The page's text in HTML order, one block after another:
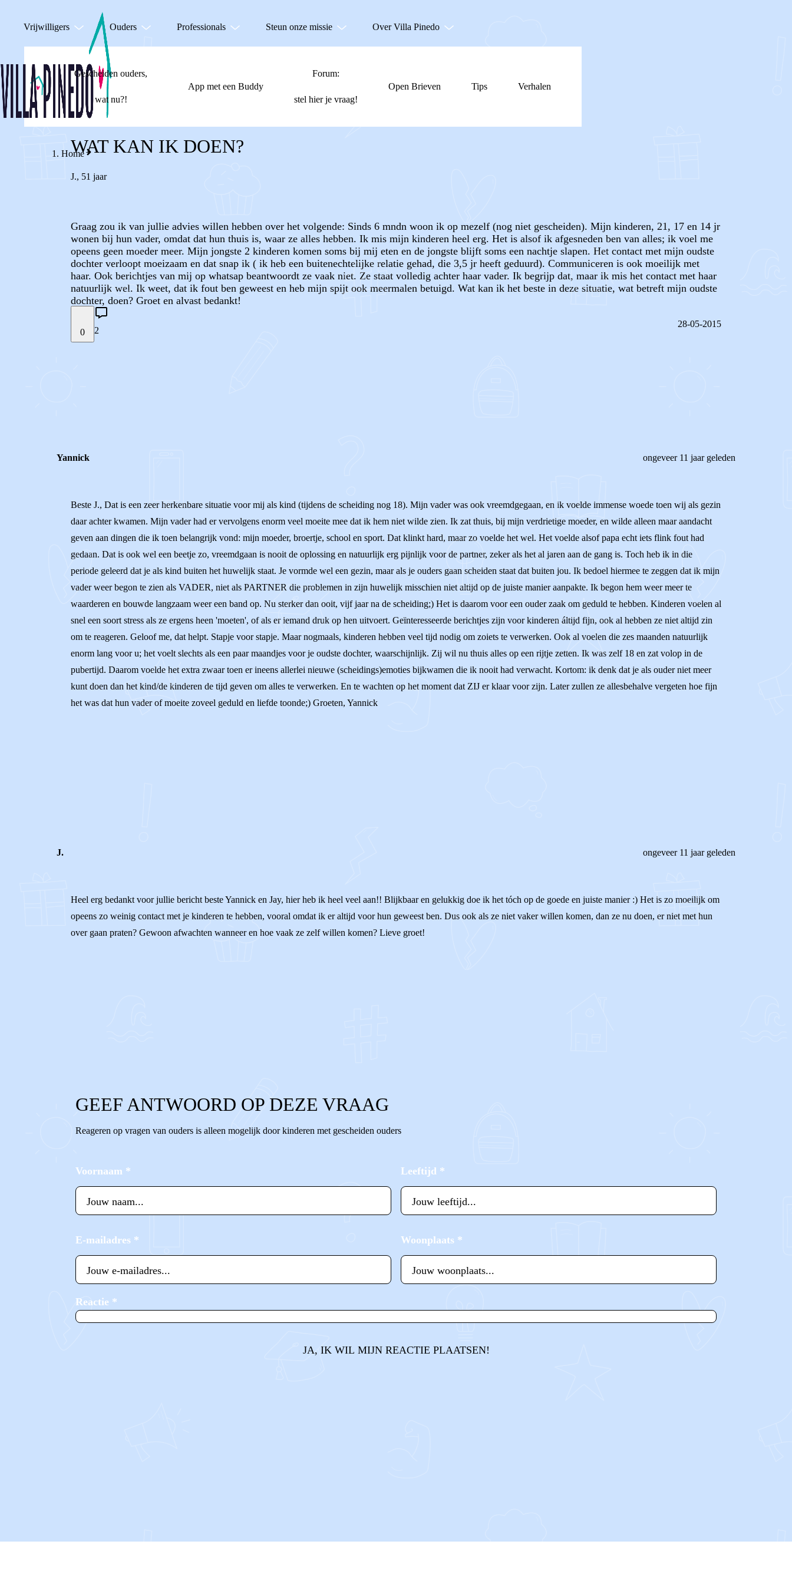
Vrijwilligers Ouders Professionals Steun onze missie Over Villa Pinedo
Gescheiden ouders,
wat nu?!
App met een Buddy
Forum:
stel hier je vraag!
Open Brieven Tips Verhalen
Home
WAT KAN IK DOEN?
J., 51 jaar
Graag zou ik van jullie advies willen hebben over het volgende: Sinds 6 mndn woon ik op mezelf (nog niet gescheiden). Mijn kinderen, 21, 17 en 14 jr
wonen bij hun vader, omdat dat hun thuis is, waar ze alles hebben. Ik mis mijn kinderen heel erg. Het is alsof ik afgesneden ben van alles; ik voel me
opeens geen moeder meer. Mijn jongste 2 kinderen komen soms bij mij eten en de jongste blijft soms een nachtje slapen. Het contact met mijn oudste
dochter verloopt moeizaam en dat snap ik ( ik heb een buitenechtelijke relatie gehad, die 3,5 jr heeft geduurd). Communiceren is ook moeilijk met
haar. Ook berichtjes van mij op whatsap beantwoordt ze vaak niet. Ze staat volledig achter haar vader. Ik begrijp dat, maar ik mis het contact met haar
natuurlijk wel. Ik weet, dat ik fout ben geweest en heb mijn spijt ook meermalen betuigd. Wat kan ik het beste in deze situatie, wat betreft mijn oudste
dochter, doen? Groet en alvast bedankt!
0 2
28-05-2015
Yannick ongeveer 11 jaar geleden
Beste J., Dat is een zeer herkenbare situatie voor mij als kind (tijdens de scheiding nog 18). Mijn vader was ook vreemdgegaan, en ik voelde immense woede toen wij als gezin
daar achter kwamen. Mijn vader had er vervolgens enorm veel moeite mee dat ik hem niet wilde zien. Ik zat thuis, bij mijn verdrietige moeder, en wilde alleen maar aandacht
geven aan dingen die ik toen belangrijk vond: mijn moeder, broertje, school en sport. Dat klinkt hard, maar zo voelde het wel. Het voelde alsof papa echt iets flink fout had
gedaan. Dat is ook wel een beetje zo, vreemdgaan is nooit de oplossing en natuurlijk erg pijnlijk voor de partner, zeker als het al jaren aan de gang is. Toch heb ik in die
periode geleerd dat je als kind buiten het huwelijk staat. Je vormde wel een gezin, maar als je ouders gaan scheiden staat dat buiten jou. Ik bedoel hiermee te zeggen dat ik mijn
vader weer begon te zien als VADER, niet als PARTNER die problemen in zijn huwelijk misschien niet altijd op de juiste manier aanpakte. Ik begon hem weer meer te
waarderen en bouwde langzaam weer een band op. Nu sterker dan ooit, vijf jaar na de scheiding;) Het is daarom voor een ouder zaak om geduld te hebben. Kinderen voelen al
snel een soort stress als ze ergens heen 'moeten', of als er iemand druk op hen uitvoert. Geïnteresseerde berichtjes zijn voor kinderen áltijd fijn, ook al hebben ze niet altijd zin
om te reageren. Geloof me, dat helpt. Stapje voor stapje. Maar nogmaals, kinderen hebben veel tijd nodig om zoiets te verwerken. Ook al voelen die zes maanden natuurlijk
enorm lang voor u; het voelt slechts als een paar maandjes voor je oudste dochter, waarschijnlijk. Zij wil nu thuis alles op een rijtje zetten. Ik was zelf 18 en zat volop in de
pubertijd. Daarom voelde het extra zwaar toen er ineens allerlei nieuwe (scheidings)emoties bijkwamen die ik nooit had verwacht. Kortom: ik denk dat je als ouder niet meer
kunt doen dan het kind/de kinderen de tijd geven om alles te verwerken. En te wachten op het moment dat ZIJ er klaar voor zijn. Later zullen ze allesbehalve vergeten hoe fijn
het was dat hun vader of moeite zoveel geduld en liefde toonde;) Groeten, Yannick
J. ongeveer 11 jaar geleden
Heel erg bedankt voor jullie bericht beste Yannick en Jay, hier heb ik heel veel aan!! Blijkbaar en gelukkig doe ik het tóch op de goede en juiste manier :) Het is zo moeilijk om
opeens zo weinig contact met je kinderen te hebben, vooral omdat ik er altijd voor hun geweest ben. Dus ook als ze niet vaker willen komen, dan ze nu doen, er niet met hun
over gaan praten? Gewoon afwachten wanneer en hoe vaak ze zelf willen komen? Lieve groet!
GEEF ANTWOORD OP DEZE VRAAG
Reageren op vragen van ouders is alleen mogelijk door kinderen met gescheiden ouders
Voornaam * Leeftijd *
E-mailadres * Woonplaats *
Reactie *
JA, IK WIL MIJN REACTIE PLAATSEN!